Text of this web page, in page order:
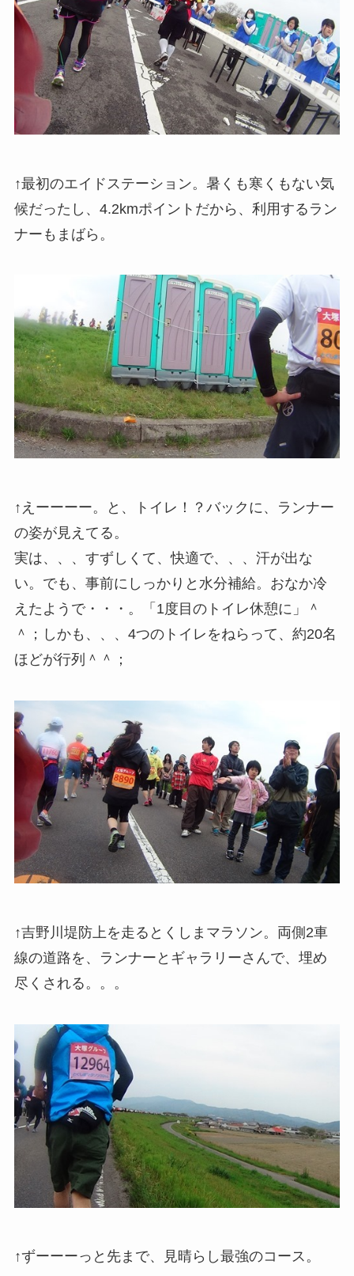
↑最初のエイドステーション。暑くも寒くもない気
候だったし、4.2kmポイントだから、利用するラン
ナーもまばら。
↑えーーーー。と、トイレ！？バックに、ランナー
の姿が見えてる。
実は、、、すずしくて、快適で、、、汗が出な
い。でも、事前にしっかりと水分補給。おなか冷
えたようで・・・。「1度目のトイレ休憩に」＾
＾；しかも、、、4つのトイレをねらって、約20名
ほどが行列＾＾；
↑吉野川堤防上を走るとくしまマラソン。両側2車
線の道路を、ランナーとギャラリーさんで、埋め
尽くされる。。。
↑ずーーーっと先まで、見晴らし最強のコース。